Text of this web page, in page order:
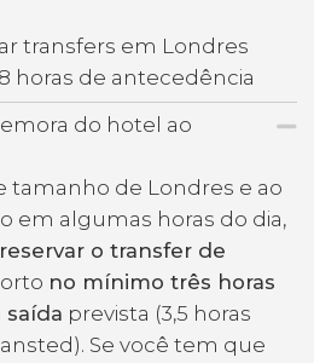
transfers em Londres
horas de antecedência
do hotel ao
tamanho de Londres e ao
em algumas horas do dia,
o transfer de
no mínimo três horas
saída prevista (3,5 horas
Se você tem que